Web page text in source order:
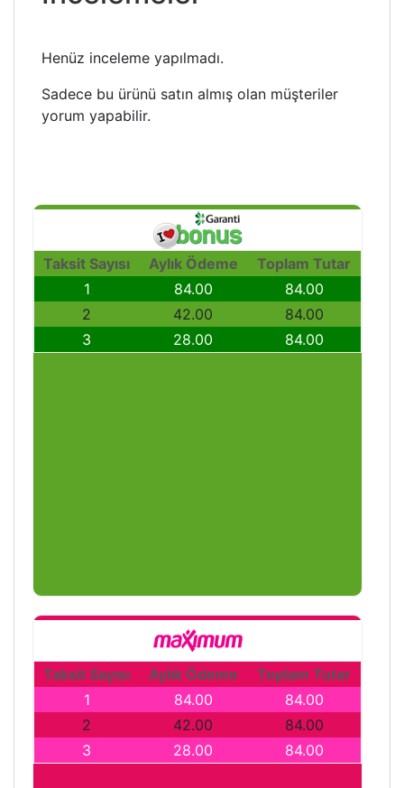
Henüz inceleme yapılmadı.
Sadece bu ürünü satın almış olan müşteriler
yorum yapabilir.
Taksit Sayısı Aylık Ödeme
Toplam Tutar
1
84.00
84.00
2
42.00
84.00
3
28.00 84.00
Taksit Sayısı Aylık Ödeme
Toplam Tutar
1
84.00
84.00
2
42.00
84.00
3
28.00 84.00